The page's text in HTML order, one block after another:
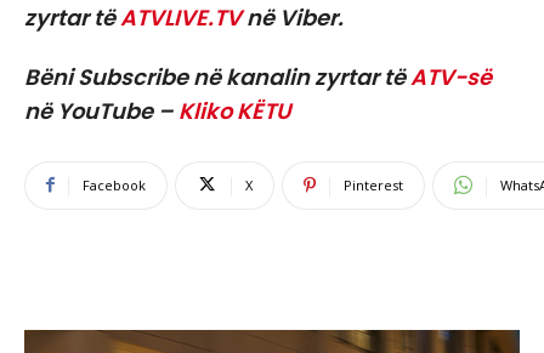
zyrtar tëATVLIVE.TVnë Viber.
Bëni Subscribe në kanalin zyrtar tëATV-së
në YouTube – Kliko KËTU
Facebook X Pinterest